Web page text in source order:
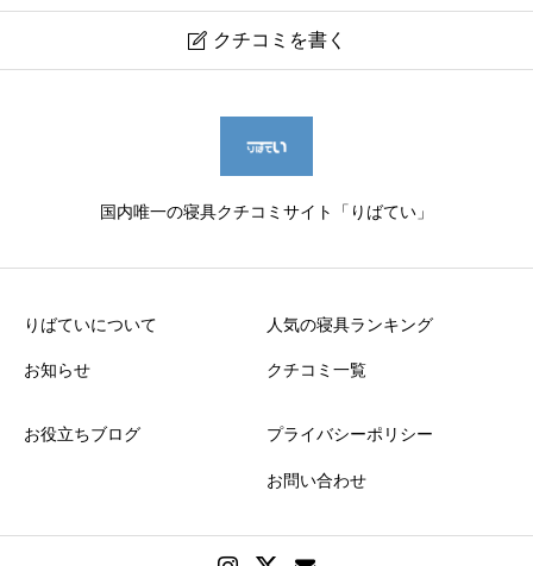
 クチコミを書く
ニックネーム（年代と性別） 必須
国内唯一の寝具クチコミサイト「りばてい」
りばていについて
お知らせ
人気の寝具ランキング
クチコミ一覧
お役立ちブログ プライバシーポリシー
お問い合わせ